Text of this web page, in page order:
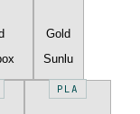
Gold
Sunlu
PLA